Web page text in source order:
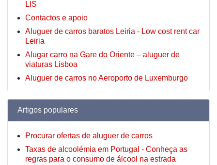
LIS
Contactos e apoio
Aluguer de carros baratos Leiria - Low cost rent car
Leiria
Alugar carro na Gare do Oriente – aluguer de
viaturas Lisboa
Aluguer de carros no Aeroporto de Luxemburgo
Artigos populares
Procurar ofertas de aluguer de carros
Taxas de alcoolémia em Portugal - Conheça as
regras para o consumo de álcool na estrada